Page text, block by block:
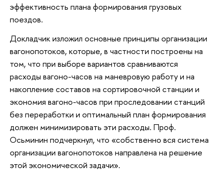
эффективность плана формирования грузовых
поездов.
Докладчик изложил основные принципы организации
вагонопотоков, которые, в частности построены на
том, что при выборе вариантов сравниваются
расходы вагоно-часов на маневровую работу и на
накопление составов на сортировочной станции и
экономия вагоно-часов при проследовании станций
без переработки и оптимальный план формирования
должен минимизировать эти расходы. Проф.
Осьминин подчеркнул, что «собственно вся система
организации вагонопотоков направлена на решение
этой экономической задачи».